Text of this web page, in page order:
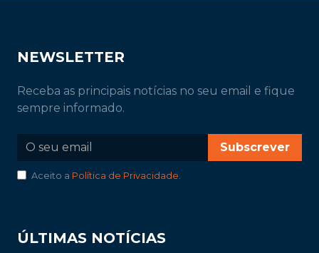
NEWSLETTER
Receba as principais notícias no seu email e fique
sempre informado.
Subscrever
Aceito a Política de Privacidade
ÚLTIMAS NOTÍCIAS